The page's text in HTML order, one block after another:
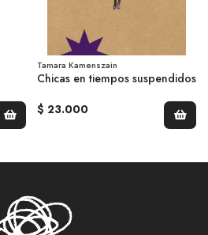
Tamara Kamenszain
Chicas en tiempos suspendidos
$ 23.000